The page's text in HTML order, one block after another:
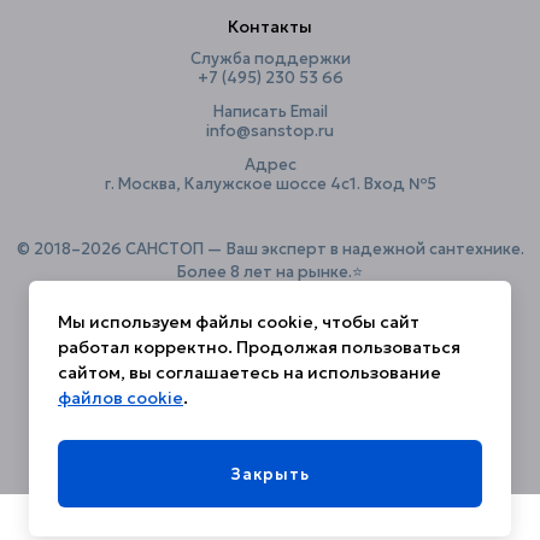
1.5
прямоугольная
установка не предусмотрена
Контакты
Служба поддержки
+7 (495) 230 53 66
Написать Email
info@sanstop.ru
Адрес
г. Москва, Калужское шоссе 4с1. Вход №5
© 2018–2026 САНСТОП — Ваш эксперт в надежной сантехнике.
Более 8 лет на рынке.⭐️
Политика конфиденциальности
Мы используем файлы cookie, чтобы сайт
работал корректно. Продолжая пользоваться
сайтом, вы соглашаетесь на использование
файлов cookie.
Закрыть